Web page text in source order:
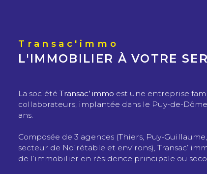
Transac'immo
L'IMMOBILIER À VOTRE
La sociétéTransac’ immo est une entreprise
collaborateurs, implantée dans le Puy-de-
ans.
Composée de 3 agences (Thiers, Puy-
secteur de Noirétable et environs), Transac’
de l’immobilier en résidence principale ou